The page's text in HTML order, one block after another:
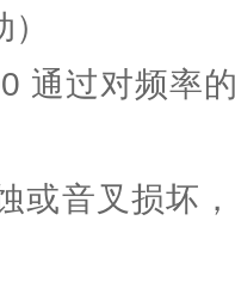
通过对频率
或音叉损坏